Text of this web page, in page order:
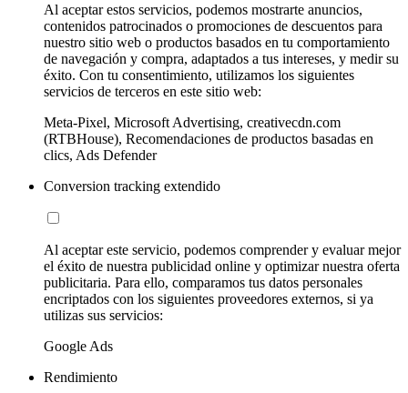
Al aceptar estos servicios, podemos mostrarte anuncios,
contenidos patrocinados o promociones de descuentos para
nuestro sitio web o productos basados en tu comportamiento
de navegación y compra, adaptados a tus intereses, y medir su
éxito. Con tu consentimiento, utilizamos los siguientes
servicios de terceros en este sitio web:
Meta-Pixel, Microsoft Advertising, creativecdn.com
(RTBHouse), Recomendaciones de productos basadas en
clics, Ads Defender
Conversion tracking extendido
Al aceptar este servicio, podemos comprender y evaluar mejor
el éxito de nuestra publicidad online y optimizar nuestra oferta
publicitaria. Para ello, comparamos tus datos personales
encriptados con los siguientes proveedores externos, si ya
utilizas sus servicios:
Google Ads
Rendimiento